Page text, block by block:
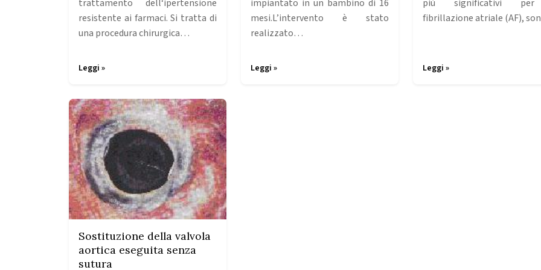
trattamento dell‘ipertensione
resistente ai farmaci. Si tratta di
una procedura chirurgica…
Leggi »
impiantato in un bambino di 16
mesi.L’intervento è stato
realizzato…
Leggi »
più significativi
fibrillazione atriale (AF),
Leggi »
Sostituzione della valvola
aortica eseguita senza
sutura